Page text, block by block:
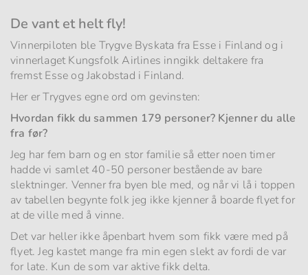
De vant et helt fly!
Vinnerpiloten ble Trygve Byskata fra Esse i Finland og i
vinnerlaget Kungsfolk Airlines inngikk deltakere fra
fremst Esse og Jakobstad i Finland.
Her er Trygves egne ord om gevinsten:
Hvordan fikk du sammen 179 personer? Kjenner du alle
fra før?
Jeg har fem barn og en stor familie så etter noen timer
hadde vi samlet 40-50 personer bestående av bare
slektninger. Venner fra byen ble med, og når vi lå i toppen
av tabellen begynte folk jeg ikke kjenner å boarde flyet for
at de ville med å vinne.
Det var heller ikke åpenbart hvem som fikk være med på
flyet. Jeg kastet mange fra min egen slekt av fordi de var
for late. Kun de som var aktive fikk delta.